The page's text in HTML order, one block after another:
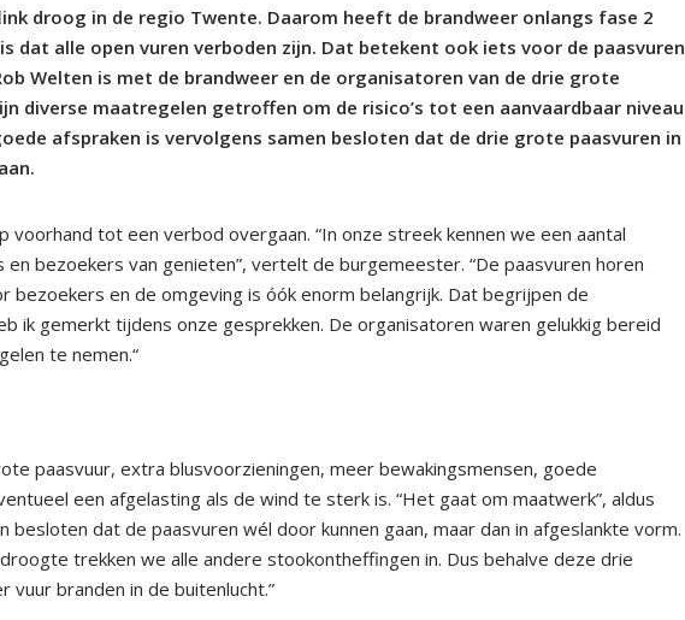
droog in de regio Twente. Daarom heeft de brandweer onlangs fase 2
dat alle open vuren verboden zijn. Dat betekent ook iets voor de paasvuren
Welten is met de brandweer en de organisatoren van de drie grote
diverse maatregelen getroffen om de risico’s tot een aanvaardbaar niveau
afspraken is vervolgens samen besloten dat de drie grote paasvuren in
voorhand toteen verbod overgaan. “In onze streek kennen we een aantal
bezoekers van genieten”, vertelt de burgemeester.“De paasvuren horen
bezoekers en de omgevingis óók enorm belangrijk. Dat begrijpen de
ik gemerkt tijdens onze gesprekken. De organisatoren waren gelukkigbereid
te nemen.“
paasvuur,extra blusvoorzieningen, meer bewakingsmensen, goede
een afgelasting als dewindte sterk is.“Het gaat om maatwerk”, aldus
besloten dat de paasvuren wél door kunnen gaan, maar dan in afgeslankte vorm.
trekken we alle andere stookontheffingen in. Dus behalve deze drie
vuur branden in de buitenlucht.”